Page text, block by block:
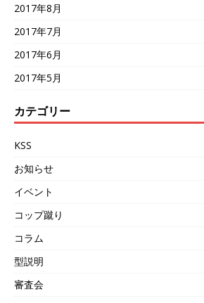
2017年8月
2017年7月
2017年6月
2017年5月
カテゴリー
KSS
お知らせ
イベント
コップ蹴り
コラム
型説明
審査会